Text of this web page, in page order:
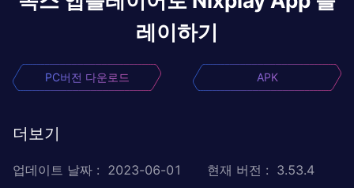
레이하기
PC버전 다운로드 APK
더보기
업데이트 날짜 : 2023-06-01 현재 버전 : 3.53.4